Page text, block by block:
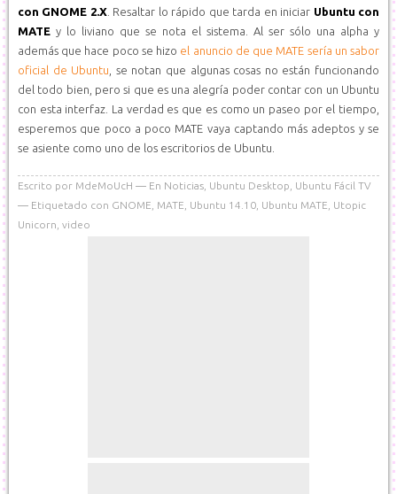
con GNOME 2.X. Resaltar lo rápido que tarda en iniciar Ubuntu con
MATE y lo liviano que se nota el sistema. Al ser sólo una alpha y
además que hace poco se hizo el anuncio de que MATE sería un sabor
oficial de Ubuntu , se notan que algunas cosas no están funcionando
del todo bien, pero si que es una alegría poder contar con un Ubuntu
con esta interfaz. La verdad es que es como un paseo por el tiempo,
esperemos que poco a poco MATE vaya captando más adeptos y se
se asiente como uno de los escritorios de Ubuntu.
Escrito por MdeMoUcH En Noticias Ubuntu Desktop
Ubuntu Fácil TV
Etiquetado con GNOME MATE Ubuntu 14.10 Ubuntu MATE
Utopic
Unicorn video